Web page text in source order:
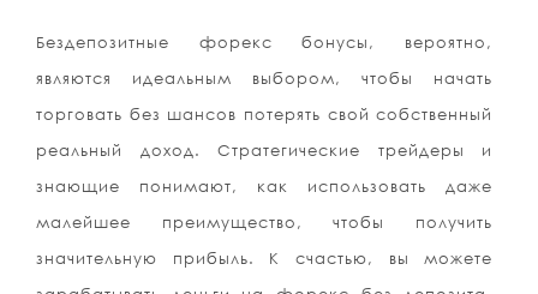
Бездепозитные форекс бонусы, вероятно,
являются идеальным выбором, чтобы начать
торговать без шансов потерять свой собственный
реальный доход. Стратегические трейдеры и
знающие понимают, как использовать даже
малейшее преимущество, чтобы получить
значительную прибыль. К счастью, вы можете